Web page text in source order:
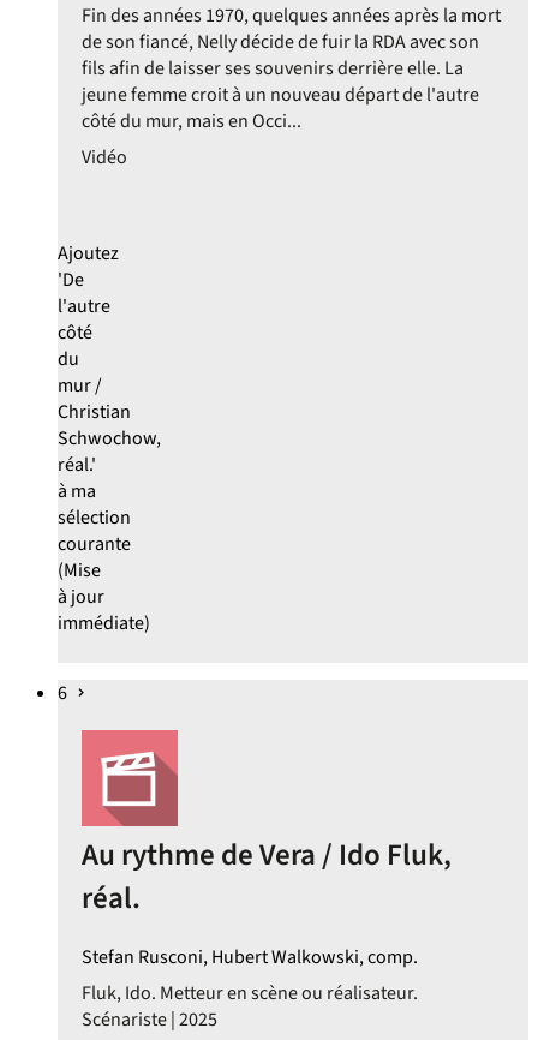
Fin des années 1970, quelques années après la mort
de son fiancé, Nelly décide de fuir la RDA avec son
fils afin de laisser ses souvenirs derrière elle. La
jeune femme croit à un nouveau départ de l'autre
côté du mur, mais en Occi...
Vidéo
Ajoutez
'De
l'autre
côté
du
mur /
Christian
Schwochow,
réal.'
à ma
sélection
courante
(Mise
à jour
immédiate)
6
Au rythme de Vera / Ido Fluk,
réal.
Stefan Rusconi, Hubert Walkowski, comp.
Fluk, Ido. Metteur en scène ou réalisateur.
Scénariste | 2025